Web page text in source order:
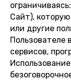
ограничиваясь:
Сайт),
или другие
Пользователе
сервисов,